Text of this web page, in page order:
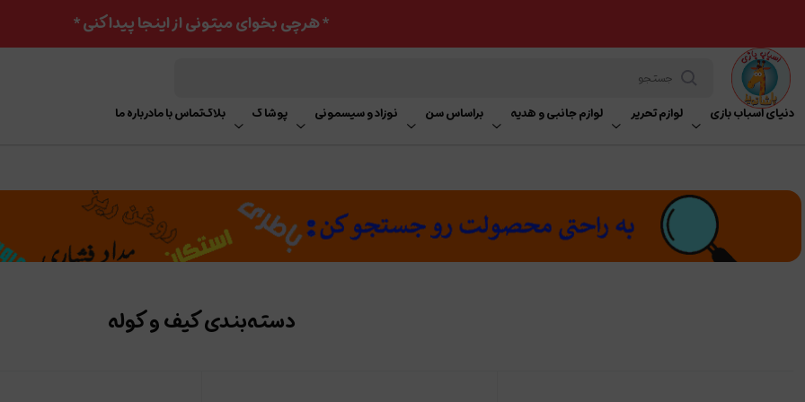
* هرچی بخوای میتونی از اینجا پیدا کنی *
دنیای اسباب بازی لوازم تحریر لوازم جانبی و هدیه براساس سن نوزاد و سیسمونی پوشاک بلاگتماس با مادرباره ما
دسته‌بندی کیف و کوله